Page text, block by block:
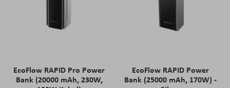
EcoFlow RAPID Pro Power
Bank (20000 mAh, 230W,
EcoFlow RAPID Power
Bank (25000 mAh, 170W) -